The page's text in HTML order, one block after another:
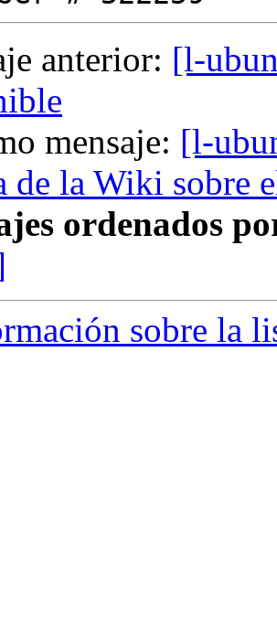
anterior: [l-
mensaje: [l-
de la Wiki sobre
ordenados
sobre la